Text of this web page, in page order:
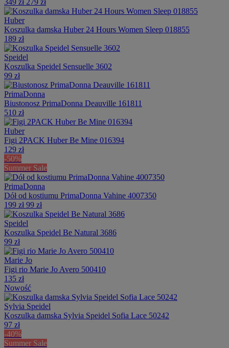
Huber
Koszulka damska Huber 24 Hours Women Sleep 018855
189 zł
Speidel
Koszulka Speidel Sensuelle 3602
99 zł
PrimaDonna
Biustonosz PrimaDonna Deauville 161811
510 zł
Huber
Figi 2PACK Huber Be Mine 016394
129 zł
-50%
Summer Sale
PrimaDonna
Dół od kostiumu PrimaDonna Vahine 4007350
199 zł 99 zł
Speidel
Koszulka Speidel Be Natural 3686
99 zł
Marie Jo
Figi rio Marie Jo Avero 500410
135 zł
Nowość
Sylvia Speidel
Koszulka damska Sylvia Speidel Sofia Lace 50242
97 zł
-40%
Summer Sale